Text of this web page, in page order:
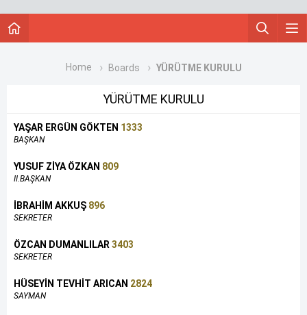
Home Boards YÜRÜTME KURULU
YÜRÜTME KURULU
YAŞAR ERGÜN GÖKTEN 1333
BAŞKAN
YUSUF ZİYA ÖZKAN 809
II.BAŞKAN
İBRAHİM AKKUŞ 896
SEKRETER
ÖZCAN DUMANLILAR 3403
SEKRETER
HÜSEYİN TEVHİT ARICAN 2824
SAYMAN